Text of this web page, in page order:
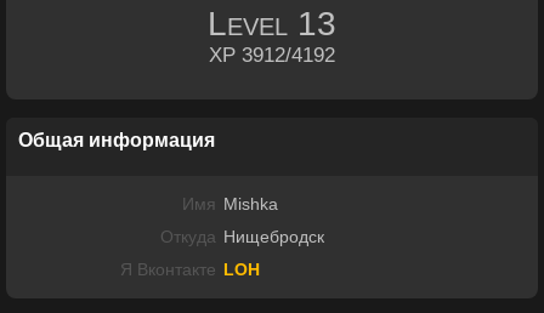
Level 13
XP 3912/4192
Общая информация
Имя Mishka
Откуда Нищебродск
Я Вконтакте LOH